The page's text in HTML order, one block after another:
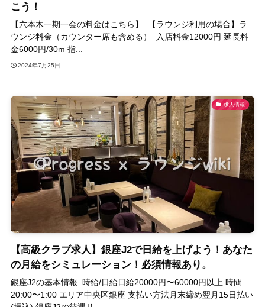
こう！
【六本木一期一会の料金はこちら】 【ラウンジ利用の場合】ラ
ウンジ料金（カウンター席も含める） 入店料金12000円 延長料
金6000円/30m 指...
2024年7月25日
求人情報
【高級クラブ求人】銀座J2で日給を上げよう！あなた
の月給をシミュレーション！必須情報あり。
銀座J2の基本情報 時給/日給日給20000円〜60000円以上 時間
20:00〜1:00 エリア中央区銀座 支払い方法月末締め翌月15日払い